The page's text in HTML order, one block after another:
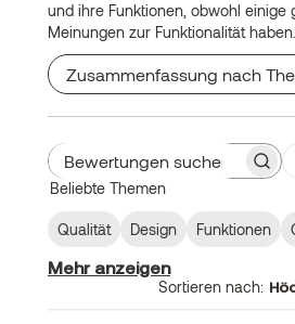
und ihre Funktionen, obwohl einige
Meinungen zur Funktionalität haben.
Zusammenfassung nach
Bewertungen
suchen
Beliebte Themen
Qualität Design Funktionen
Mehr anzeigen
Sortieren nach: